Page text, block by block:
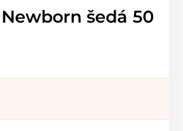
šedá 50